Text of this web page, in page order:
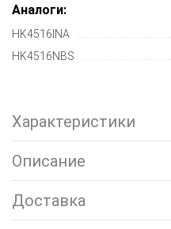
Аналоги:
HK4516INA
HK4516NBS
Характеристики
Описание
Доставка